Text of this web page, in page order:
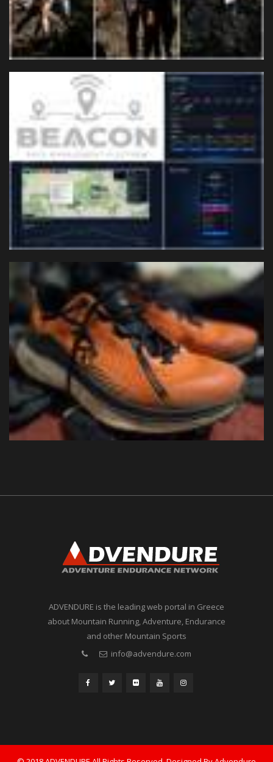
ADVENDURE is the leading web portal in Greece
about Mountain Running, Adventure, Endurance
and other Mountain Sports
info@advendure.com